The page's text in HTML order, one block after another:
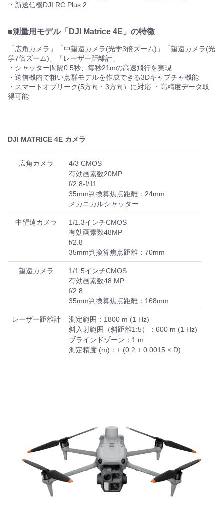
・新送信機DJI RC Plus 2
■測量用モデル「DJI Matrice 4E」の特徴
「広角カメラ」「中望遠カメラ(光学3倍ズーム)」「望遠カメラ(光
学7倍ズーム)」「レーザー距離計」
・シャッター間隔0.5秒、毎秒21mの高速飛行を実現
・送信機内で粗い点群モデルを作成できる3Dキャプチャ機能
・スマートオブリーク(5⽅向・3⽅向）に対応 ・高精度データ取
得可能
DJI MATRICE 4E カメラ
広角カメラ
4/3 CMOS
有効画素数20MP
f/2.8-f/11
35mm判換算焦点距離：24mm
メカニカルシャッター
中望遠カメラ
1/1.3インチCMOS
有効画素数48MP
f/2.8
35mm判換算焦点距離：70mm
望遠カメラ
1/1.5インチCMOS
有効画素数48 MP
f/2.8
35mm判換算焦点距離：168mm
レーザー距離計
測定範囲：1800 m (1 Hz)
斜入射範囲（斜距離1:5）：600 m (1 Hz)
ブラインドゾーン：1 m
測定精度 (m)：± (0.2 + 0.0015 × D)